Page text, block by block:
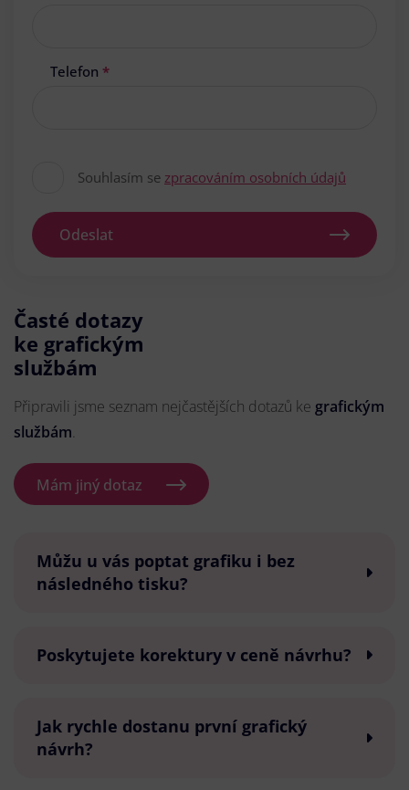
Telefon *
Souhlasím se zpracováním osobních údajů
Odeslat
Časté dotazy
ke grafickým
službám
Připravili jsme seznam nejčastějších dotazů ke grafickým
službám.
Mám jiný dotaz
Můžu u vás poptat grafiku i bez
následného tisku?
Poskytujete korektury v ceně návrhu?
Jak rychle dostanu první grafický
návrh?